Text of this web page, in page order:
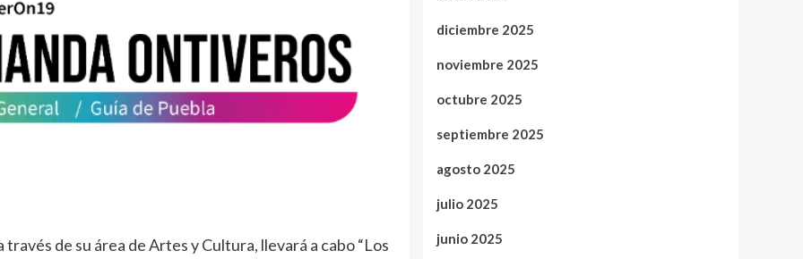
de su área de Artes y Cultura, llevará a cabo “Los
diciembre 2025
noviembre 2025
octubre 2025
septiembre 2025
agosto 2025
julio 2025
junio 2025